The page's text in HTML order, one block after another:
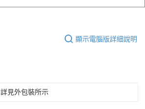
顯示電腦版詳細說明
詳見外包裝所示